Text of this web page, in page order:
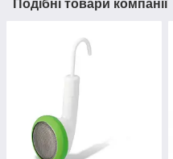
Подібні товари компанії